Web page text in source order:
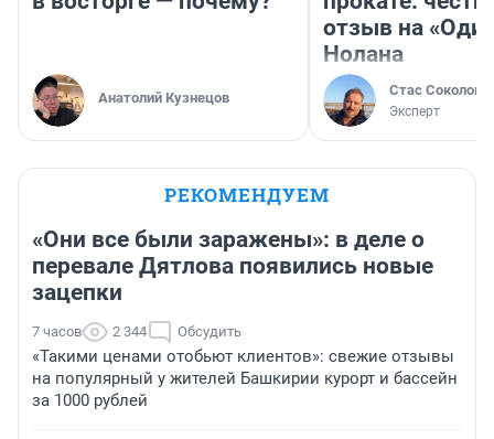
Анатолий Кузнецов
отзыв на
Нолана
Стас Соколов
Эксперт
РЕКОМЕНДУЕМ
«Они все были заражены»: в деле о
перевале Дятлова появились новые
зацепки
7 часов 2 344 Обсудить
«Такими ценами отобьют клиентов»: свежие отзывы
на популярный у жителей Башкирии курорт и бассейн
за 1000 рублей